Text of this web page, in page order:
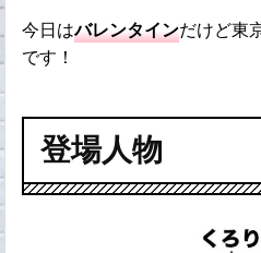
今日はバレンタインだけど東
です！
登場人物